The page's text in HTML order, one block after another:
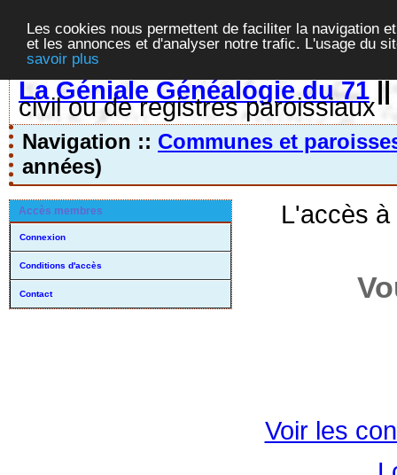
Les cookies nous permettent de faciliter la navigation
et les annonces et d'analyser notre trafic. L'usage du
savoir plus
La Géniale Généalogie du 71||
civil ou de registres paroissiaux
Navigation :: Communes et
années)
Accès membres
Connexion
Conditions d'accès
Contact
L'accès
Voir les